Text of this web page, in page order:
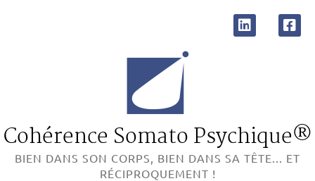
Cohérence Somato Psychique®
BIEN DANS SON CORPS, BIEN DANS SA TÊTE... ET
RÉCIPROQUEMENT !